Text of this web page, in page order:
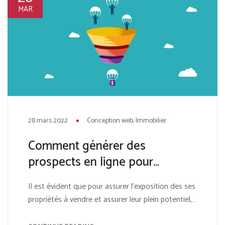
MAR
28 mars 2022 Conception web Immobilier
Comment générer des
prospects en ligne pour
l’immobilier
Il est évident que pour assurer l’exposition des ses
propriétés à vendre et assurer leur plein potentiel,